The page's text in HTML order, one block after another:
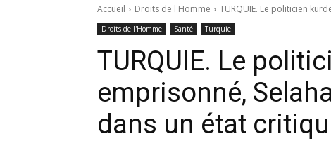
Accueil Droits de l'Homme TURQUIE. Le politicien
Droits de l'Homme Santé Turquie
TURQUIE. Le
emprisonné,
dans un état